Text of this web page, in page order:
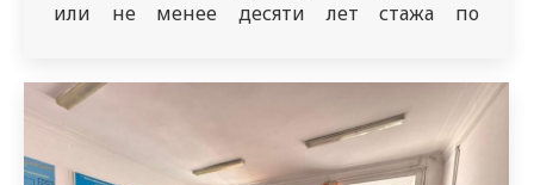
или не менее десяти лет стажа по
производится на следующие
специальности: 7М10106 Медицина,
7М10108 Общественное здравоохранение,